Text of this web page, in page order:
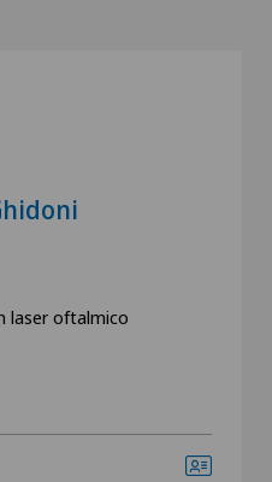
laser oftalmico